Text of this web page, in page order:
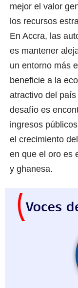
mejor el valor
los recursos
En Accra, las
es mantener
un entorno más
beneficie a la
atractivo del
desafío es
ingresos
el crecimiento
en que el oro es
y ghanesa.